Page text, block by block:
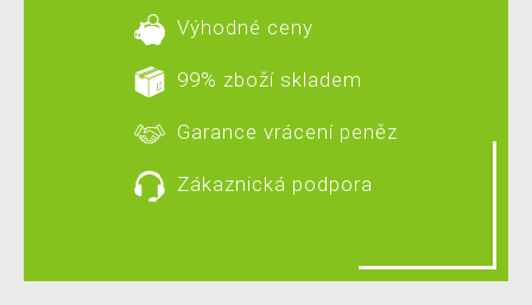
Výhodné ceny
99% zboží skladem
Garance vrácení peněz
Zákaznická podpora